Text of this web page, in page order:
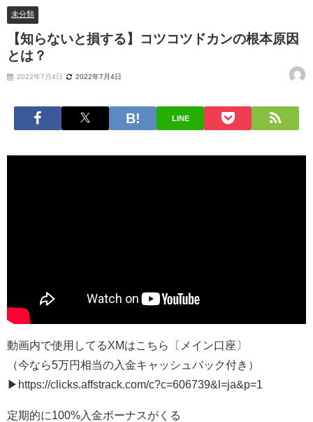
未分類
【知らないと損する】コツコツドカンの根本原因
とは？
2022年7月4日 2022年7月4日
LINE
動画内で使用してるXMはこちら〔メイン口座〕
（今なら5万円相当の入金キャッシュバック付き）
▶︎https://clicks.affstrack.com/c?c=606739&l=ja&p=1
定期的に100%入金ボーナスがくる